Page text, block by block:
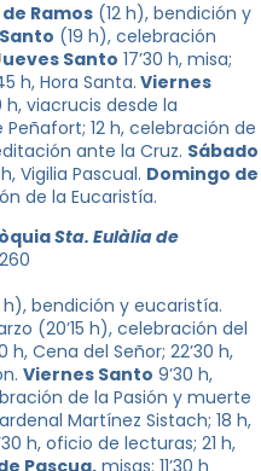
Ramos (12 h), bendición y
(19 h), celebración
Santo 17’30 h, misa;
h, Hora Santa. Viernes
h, viacrucis desde la
12 h, celebración de
ante la Cruz. Sábado
Vigilia Pascual. Domingo de
de la Eucaristía.
Sta. Eulàlia de
h), bendición y eucaristía.
(20’15 h), celebración del
h, Cena del Señor; 22’30 h,
Viernes Santo 9’30 h,
de la Pasión y muerte
Martínez Sistach; 18 h,
h, oficio de lecturas; 21 h,